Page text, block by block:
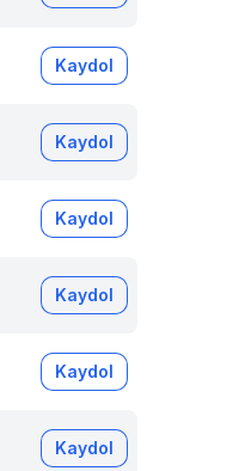
Kaydol
Kaydol
Kaydol
Kaydol
Kaydol
Kaydol